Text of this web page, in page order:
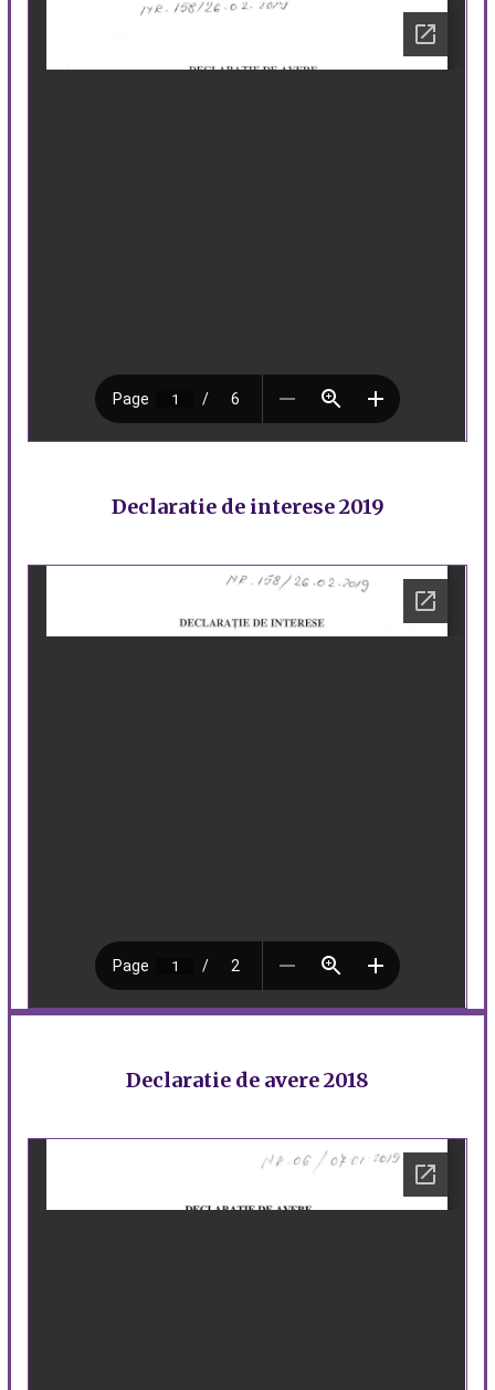
Declaratie de interese 2019
Declaratie de avere 2018